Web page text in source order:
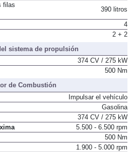
filas
390 litros
4
2 + 2
sistema de propulsión
374 CV / 275 kW
500 Nm
de Combustión
Impulsar el vehículo
Gasolina
374 CV / 275 kW
5.500 - 6.500 rpm
500 Nm
1.900 - 5.000 rpm